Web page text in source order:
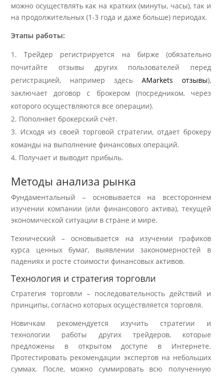
можно осуществлять как на кратких (минуты, часы), так и
на продолжительных (1-3 года и даже больше) периодах.
Этапы работы:
Трейдер регистрируется на бирже (обязательно
почитайте отзывы других пользователей перед
регистрацией, например здесь AMarkets отзывы),
заключает договор с брокером (посредником, через
которого осуществляются все операции).
Пополняет брокерский счёт.
Исходя из своей торговой стратегии, отдает брокеру
команды на выполнение финансовых операций.
Получает и выводит прибыль.
Методы анализа рынка
Фундаментальный – основывается на всестороннем
изучении компании (или финансового актива), текущей
экономической ситуации в стране и мире.
Технический – основывается на изучении графиков
курса ценных бумаг, выявлении закономерностей в
падениях и росте стоимости финансовых активов.
Технология и стратегия торговли
Стратегия торговли – последовательность действий и
принципы, согласно которых осуществляется торговля.
Новичкам рекомендуется изучить стратегии и
технологии работы других трейдеров, которые
предложены в открытом доступе в Интернете.
Протестировать рекомендации экспертов на небольших
суммах. После, можно суммировать всю полученную